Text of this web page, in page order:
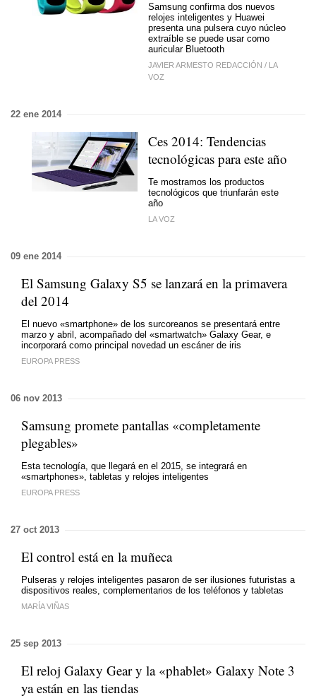
Samsung confirma dos nuevos
relojes inteligentes y Huawei
presenta una pulsera cuyo núcleo
extraíble se puede usar como
auricular Bluetooth
JAVIER ARMESTO REDACCIÓN / LA
VOZ
22 ene 2014
Ces 2014: Tendencias
tecnológicas para este año
Te mostramos los productos
tecnológicos que triunfarán este
año
LA VOZ
09 ene 2014
El Samsung Galaxy S5 se lanzará en la primavera
del 2014
El nuevo «smartphone» de los surcoreanos se presentará entre
marzo y abril, acompañado del «smartwatch» Galaxy Gear, e
incorporará como principal novedad un escáner de iris
EUROPA PRESS
06 nov 2013
Samsung promete pantallas «completamente
plegables»
Esta tecnología, que llegará en el 2015, se integrará en
«smartphones», tabletas y relojes inteligentes
EUROPA PRESS
27 oct 2013
El control está en la muñeca
Pulseras y relojes inteligentes pasaron de ser ilusiones futuristas a
dispositivos reales, complementarios de los teléfonos y tabletas
MARÍA VIÑAS
25 sep 2013
El reloj Galaxy Gear y la «phablet» Galaxy Note 3
ya están en las tiendas